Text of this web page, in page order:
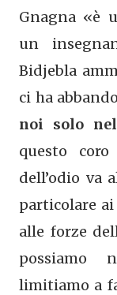
Gnagna «è
un
Bidjebla
ci ha
noi solo
questo
dell’odio va
particolare
alle forze
possiamo
limitiamo a